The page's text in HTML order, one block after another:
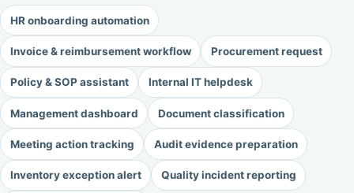
HR onboarding automation
Invoice & reimbursement workflow Procurement request
Policy & SOP assistant Internal IT helpdesk
Management dashboard Document classification
Meeting action tracking Audit evidence preparation
Inventory exception alert Quality incident reporting